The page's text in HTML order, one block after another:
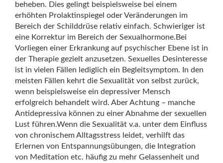
beheben. Dies gelingt beispielsweise bei einem
erhöhten Prolaktinspiegel oder Veränderungen im
Bereich der Schilddrüse relativ einfach. Schwieriger ist
eine Korrektur im Bereich der Sexualhormone.Bei
Vorliegen einer Erkrankung auf psychischer Ebene ist in
der Therapie gezielt anzusetzen. Sexuelles Desinteresse
ist in vielen Fällen lediglich ein Begleitsymptom. In den
meisten Fällen kehrt die Sexualität von selbst zurück,
wenn beispielsweise ein depressiver Mensch
erfolgreich behandelt wird. Aber Achtung – manche
Antidepressiva können zu einer Abnahme der sexuellen
Lust führen.Wenn die Sexualität v.a. unter dem Einfluss
von chronischem Alltagsstress leidet, verhilft das
Erlernen von Entspannungsübungen, die Integration
von Meditation etc. häufig zu mehr Gelassenheit und